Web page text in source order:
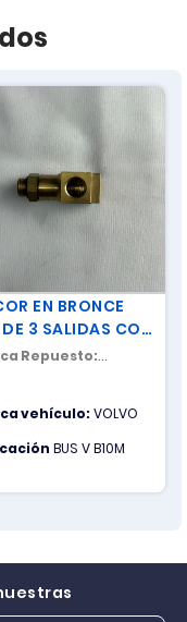
EN BRONCE
3 SALIDAS CON
GIRATORIA
Repuesto:
vehículo:VOLVO
BUS V B10M